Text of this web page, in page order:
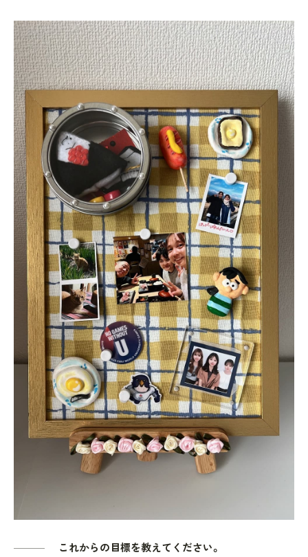
これからの目標を教えてください。